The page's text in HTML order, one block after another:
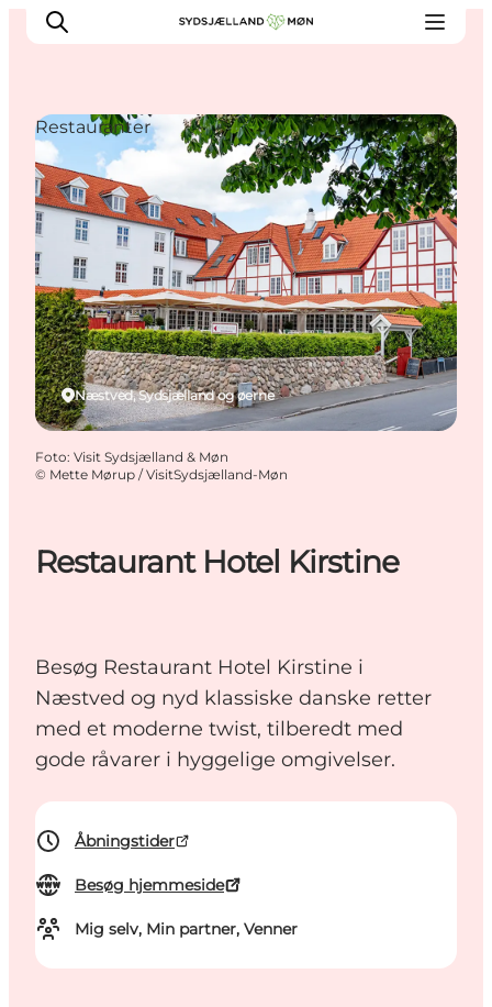
Oplev
Byer og steder
Events
Spis
Overnat
Planlæg din tur
Restaurant Hotel Kirstine
Besøg Restaurant Hotel Kirstine i
Næstved og nyd klassiske danske retter
med et moderne twist, tilberedt med
gode råvarer i hyggelige omgivelser.
Åbningstider
Besøg hjemmeside
Mig selv, Min partner, Venner
Næstved, Sydsjælland og øerne
Restauranter
Foto: Visit Sydsjælland & Møn
© Mette Mørup / VisitSydsjælland-Møn